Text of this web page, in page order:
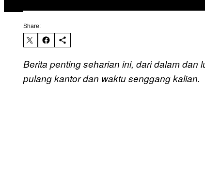
Share:
Berita penting seharian ini, dari dalam dan
pulang kantor dan waktu senggang kalian.